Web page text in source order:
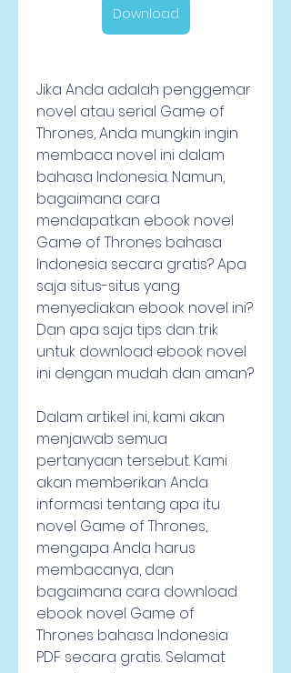
Download
Jika Anda adalah penggemar
novel atau serial Game of
Thrones, Anda mungkin ingin
membaca novel ini dalam
bahasa Indonesia. Namun,
bagaimana cara
mendapatkan ebook novel
Game of Thrones bahasa
Indonesia secara gratis? Apa
saja situs-situs yang
menyediakan ebook novel ini?
Dan apa saja tips dan trik
untuk download ebook novel
ini dengan mudah dan aman?
Dalam artikel ini, kami akan
menjawab semua
pertanyaan tersebut. Kami
akan memberikan Anda
informasi tentang apa itu
novel Game of Thrones,
mengapa Anda harus
membacanya, dan
bagaimana cara download
ebook novel Game of
Thrones bahasa Indonesia
PDF secara gratis. Selamat